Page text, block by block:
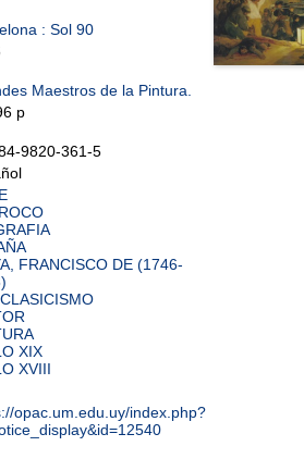
: Sol 90
Maestros de la Pintura.
p
9820-361-5
FRANCISCO DE (1746-
XIX
XVIII
opac.um.edu.uy/index.php?